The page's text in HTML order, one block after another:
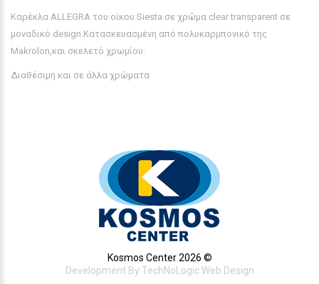
Καρέκλα ALLEGRA του οίκου Siesta σε χρώμα clear transparent σε
μοναδικό design.Κατασκευασμένη από πολυκαρμπονικό της
Makrolon,και σκελετό χρωμίου.
Διαθέσιμη και σε άλλα χρώματα
Kosmos Center 2026 ©
Development By TechNoLogic Web Design